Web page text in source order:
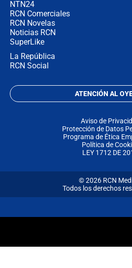
NTN24
RCN Comerciales
RCN Novelas
Noticias RCN
SuperLike
La República
RCN Social
ATENCIÓN AL
Aviso de
Protección de Datos
Programa de Ética
Política de
LEY 1712 DE
© 2026 RCN
Todos los derechos